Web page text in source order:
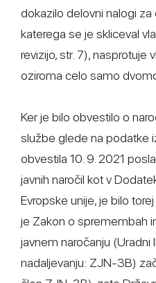
dokazilo delovni nalogi za
katerega se je skliceval
revizijo, str. 7), nasprotuje
oziroma celo samo
Ker je bilo obvestilo o
službe glede na podatke
obvestila 10. 9. 2021
javnih naročil kot v
Evropske unije, je bilo
je Zakon o spremembah
javnem naročanju (Uradni
nadaljevanju: ZJN-3B)